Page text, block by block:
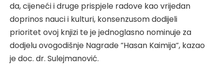
da, cijeneći i druge prispjele radove kao vrijedan
doprinos nauci i kulturi, konsenzusom dodijeli
prioritet ovoj knjizi te je jednoglasno nominuje za
dodjelu ovogodišnje Nagrade “Hasan Kaimija“, kazao
je doc. dr. Sulejmanović.